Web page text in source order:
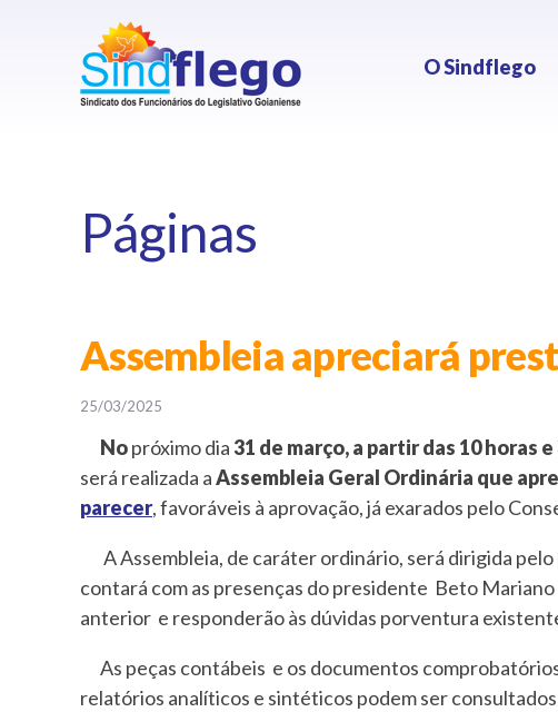
O Sindflego
Páginas
Assembleia apreciará
25/03/2025
Nopróximo dia 31 de março, a partir das 10 horas
será realizada aAssembleia Geral Ordinária que
parecer, favoráveis à aprovação, já exarados pelo
A Assembleia, de caráter ordinário, será dirigida
contará com as presenças do presidente Beto
anterior e responderão às dúvidas porventura
As peças contábeis e os documentos
relatórios analíticos e sintéticos podem ser